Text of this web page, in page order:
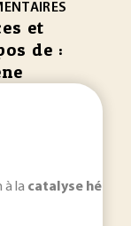
et
de :
à la catalyse